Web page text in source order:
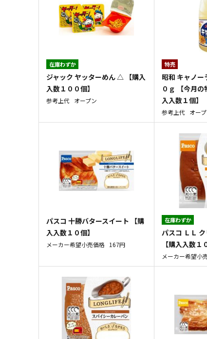
在庫わずか
ジャック ヤッターめん △ 【購入
入数１００個】
参考上代 オープン
特売
昭和 キャノー
０ｇ 【今月
入入数１個】
参考上代 オー
パスコ 十勝バタースイート 【購
入入数１０個】
メーカー希望小売価格 167円
在庫わずか
パスコ ＬＬ
【購入入数１
メーカー希望小